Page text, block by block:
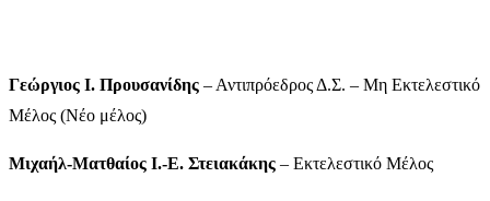
Γεώργιος Ι. Προυσανίδης – Αντιπρόεδρος Δ.Σ. – Μη Εκτελεστικό
Μέλος (Νέο μέλος)
Μιχαήλ-Ματθαίος Ι.-Ε. Στειακάκης – Εκτελεστικό Μέλος